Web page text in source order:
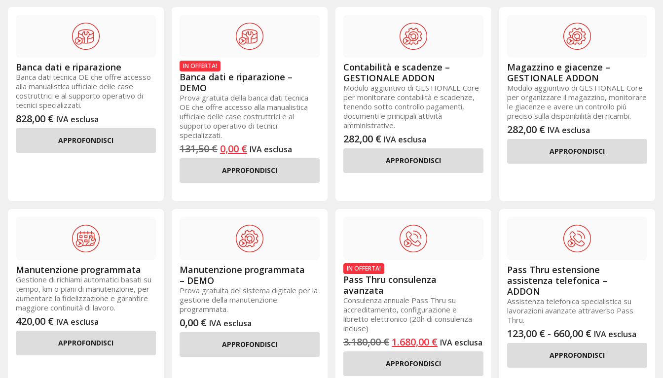
Banca dati e riparazione
Banca dati tecnica OE che offre accesso
alla manualistica ufficiale delle case
costruttrici e al supporto operativo di
tecnici specializzati.
828,00 € IVA esclusa
APPROFONDISCI
IN OFFERTA!
Banca dati e riparazione –
DEMO
Prova gratuita della banca dati tecnica
OE che offre accesso alla manualistica
ufficiale delle case costruttrici e al
supporto operativo di tecnici
specializzati.
131,50€ 0,00 € IVA esclusa
APPROFONDISCI
Contabilità e scadenze –
GESTIONALE ADDON
Modulo aggiuntivo di GESTIONALE Core
per monitorare contabilità e scadenze,
tenendo sotto controllo pagamenti,
documenti e principali attività
amministrative.
282,00 € IVA esclusa
APPROFONDISCI
Magazzino e giacenze –
GESTIONALE ADDON
Modulo aggiuntivo di GESTIONALE Core
per organizzare il magazzino, monitorare
le giacenze e avere un controllo più
preciso sulla disponibilità dei ricambi.
282,00 € IVA esclusa
APPROFONDISCI
Manutenzione programmata
Gestione di richiami automatici basati su
tempo, km o piani di manutenzione, per
aumentare la fidelizzazione e garantire
maggiore continuità di lavoro.
420,00 € IVA esclusa
APPROFONDISCI
Manutenzione programmata
– DEMO
Prova gratuita del sistema digitale per la
gestione della manutenzione
programmata.
0,00 € IVA esclusa
APPROFONDISCI
IN OFFERTA!
Pass Thru consulenza
avanzata
Consulenza annuale Pass Thru su
accreditamento, configurazione e
libretto elettronico (20h di consulenza
incluse)
3.180,00€ 1.680,00 € IVA esclusa
APPROFONDISCI
Pass Thru estensione
assistenza telefonica –
ADDON
Assistenza telefonica specialistica su
lavorazioni avanzate attraverso Pass
Thru.
123,00 € - 660,00 € IVA esclusa
APPROFONDISCI